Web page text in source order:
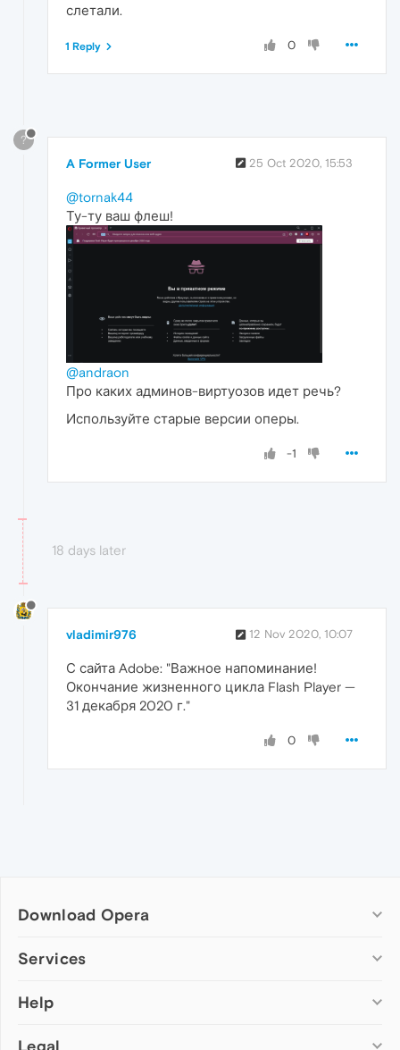
слетали.
0
1 Reply
?
A Former User 25 Oct 2020, 15:53
@tornak44
Ту-ту ваш флеш!
@andraon
Про каких админов-виртуозов идет речь?
Используйте старые версии оперы.
-1
18 days later
vladimir976 12 Nov 2020, 10:07
С сайта Adobe: "Важное напоминание!
Окончание жизненного цикла Flash Player —
31 декабря 2020 г."
0
Download Opera
Computer browsers
Opera for Mac
Services
Add-ons
Wallpapers
Help
Help & support
Legal